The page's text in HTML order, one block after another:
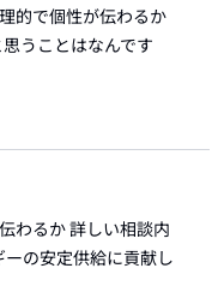
的で個性が伝わるか
うことはなんです
わるか 詳しい相談内
の安定供給に貢献し